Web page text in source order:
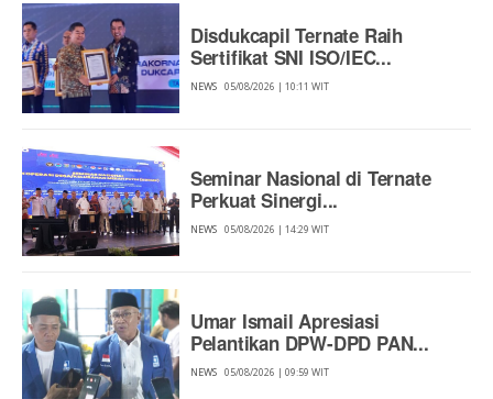
Disdukcapil Ternate Raih
Sertifikat SNI ISO/IEC...
NEWS 05/08/2026 | 10:11 WIT
Seminar Nasional di Ternate
Perkuat Sinergi...
NEWS 05/08/2026 | 14:29 WIT
Umar Ismail Apresiasi
Pelantikan DPW-DPD PAN...
NEWS 05/08/2026 | 09:59 WIT